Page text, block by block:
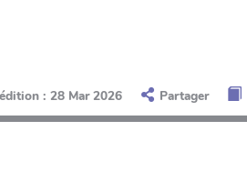
: 28 Mar 2026 Partager